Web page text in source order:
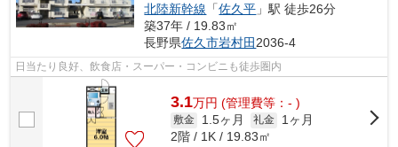
北陸新幹線 「佐久平 」駅 徒歩26分
築37年 / 19.83㎡
長野県佐久市岩村田2036-4
日当たり良好、飲食店・スーパー・コンビニも徒歩圏内
3.1万円 (管理費等：- )
敷金 1.5ヶ月 礼金
1ヶ月
2階 / 1K / 19.83㎡